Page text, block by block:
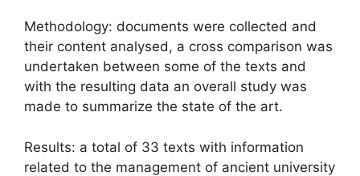
Methodology: documents were collected and
their content analysed, a cross comparison was
undertaken between some of the texts and
with the resulting data an overall study was
made to summarize the state of the art.
Results: a total of 33 texts with information
related to the management of ancient university